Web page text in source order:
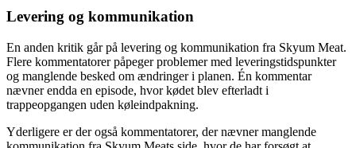
Levering og kommunikation
En anden kritik går på levering og kommunikation fra Skyum Meat.
Flere kommentatorer påpeger problemer med leveringstidspunkter
og manglende besked om ændringer i planen. Én kommentar
nævner endda en episode, hvor kødet blev efterladt i
trappeopgangen uden køleindpakning.
Yderligere er der også kommentatorer, der nævner manglende